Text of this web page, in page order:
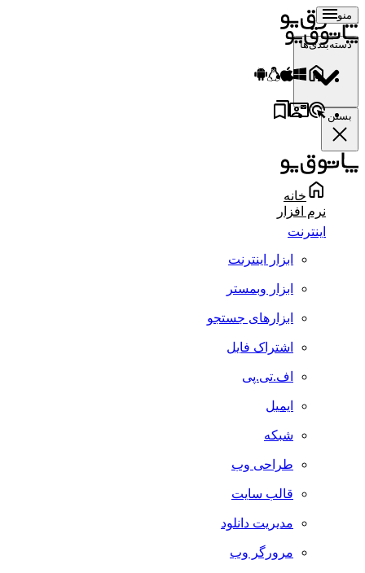
منو
دسته‌بندی‌ها
بستن
خانه
نرم افزار
اینترنت
ابزار اینترنت
ابزار وبمستر
ابزارهای جستجو
اشتراک فایل
اف.تی.پی
ایمیل
شبکه
طراحی وب
قالب سایت
مدیریت دانلود
مرورگر وب